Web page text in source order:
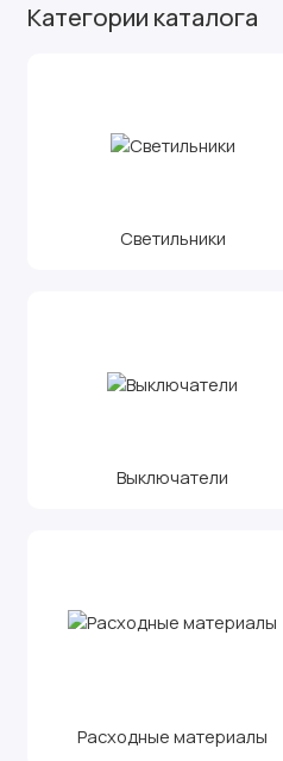
Категории каталога
Светильники
Выключатели
Расходные материалы